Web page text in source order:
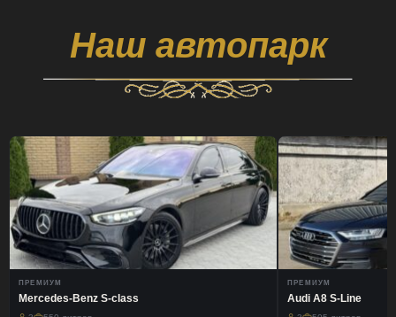
Наш автопарк
ПРЕМИУМ
Mercedes-Benz S-class
ПРЕМИУМ
Audi A8 S-Line